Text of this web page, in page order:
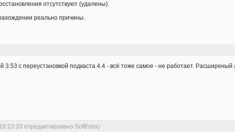
отсутствуют (удалены).
реально причины.
3.53 с переустановкой подкаста 4.4 - всё тоже самое - не работает. Расширеный
отредактировано SoftFelix)